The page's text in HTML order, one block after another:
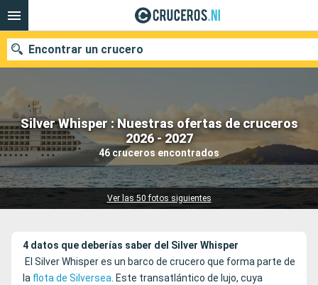
Silver Whisper : Nuestras ofertas de cruceros
2026 - 2027
46 cruceros encontrados
Ver las 50 fotos siguientes
Encontrar un crucero
Nuestros destinos
Fecha de salida
Puertos Compañías
4 datos que deberías saber del Silver Whisper
El Silver Whisper es un barco de crucero que forma parte de
la flota de Silversea. Este transatlántico de lujo, cuya